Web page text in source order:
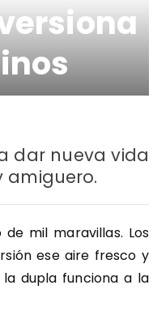
dar nueva vida
amiguero.
mil maravillas. Los
ese aire fresco y
dupla funciona a la